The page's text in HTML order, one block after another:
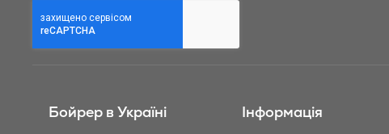
Бойрер:
Бойрер в Україні Інформація